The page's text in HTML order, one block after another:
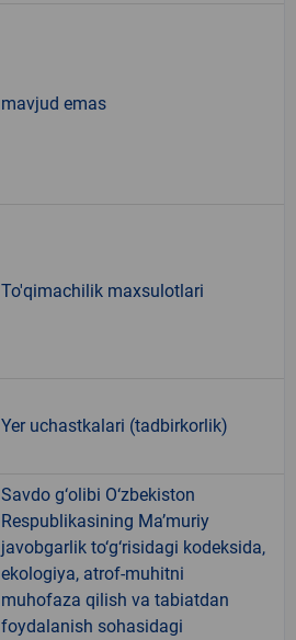
mavjud emas
To'qimachilik maxsulotlari
Yer uchastkalari (tadbirkorlik)
Savdo g‘olibi O‘zbekiston
Respublikasining Ma’muriy
javobgarlik to‘g‘risidagi kodeksida,
ekologiya, atrof-muhitni
muhofaza qilish va tabiatdan
foydalanish sohasidagi